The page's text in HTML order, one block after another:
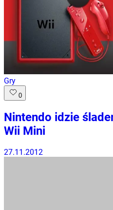
Gry
0
Nintendo idzie
Wii Mini
27.11.2012